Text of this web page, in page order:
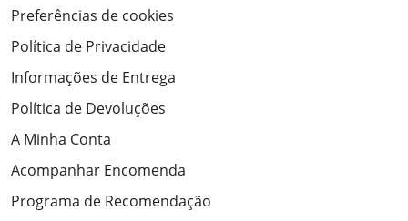
Preferências de cookies
Política de Privacidade
Informações de Entrega
Política de Devoluções
A Minha Conta
Acompanhar Encomenda
Programa de Recomendação